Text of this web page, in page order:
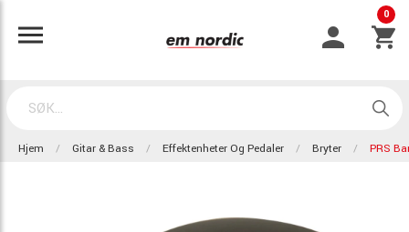
0
Hjem Gitar & Bass Effektenheter Og Pedaler Bryter PRS